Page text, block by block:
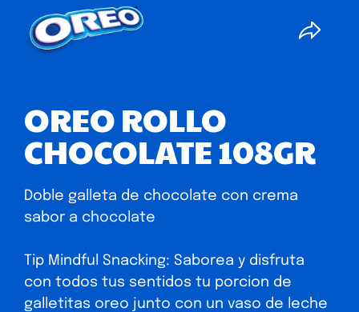
OREO ROLLO
CHOCOLATE 108GR
Doble galleta de chocolate con crema
sabor a chocolate
Tip Mindful Snacking: Saborea y disfruta
con todos tus sentidos tu porcion de
galletitas oreo junto con un vaso de leche